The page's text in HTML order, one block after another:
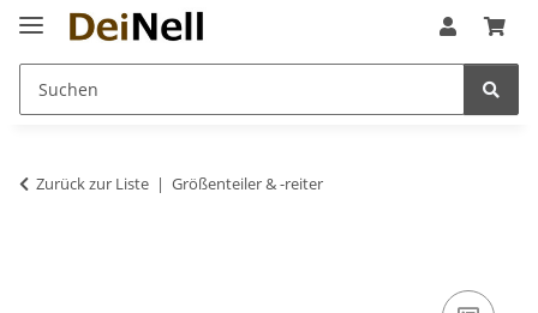
Zurück zur Liste Größenteiler & -reiter